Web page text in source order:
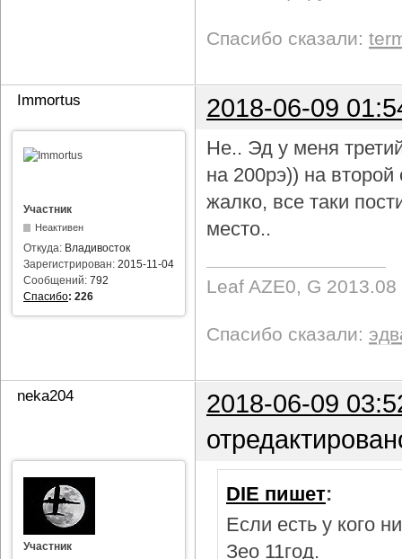
Спасибо сказали:
Immortus 2018-06-09
Участник
Неактивен
Откуда: Владивосток
Зарегистрирован: 2015-11-04
Сообщений: 792
Спасибо: 226
Не.. Эд у меня
на 200рэ)) на
жалко, все таки
место..
Leaf AZE0, G 2013.08
Спасибо сказали:
neka204
2018-06-09
Участник
DIE пишет:
Если есть у кого
Зео 11год.